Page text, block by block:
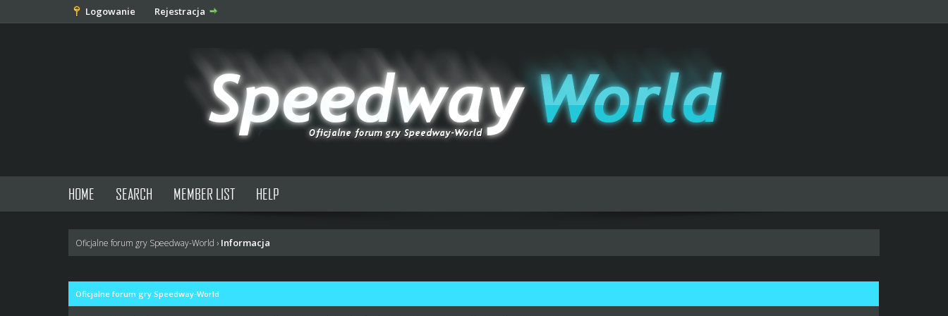
Logowanie Rejestracja
HOME SEARCH MEMBER LIST HELP
Oficjalne forum gry Speedway-World › Informacja
Oficjalne forum gry Speedway-World